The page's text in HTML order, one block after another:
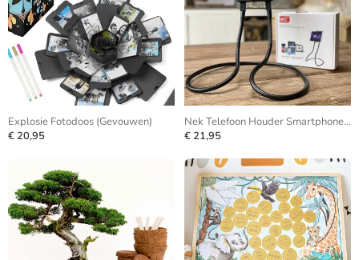
Explosie Fotodoos (Gevouwen)
€ 20,95
Nek Telefoon Houder Smartphone Statief
€ 21,95